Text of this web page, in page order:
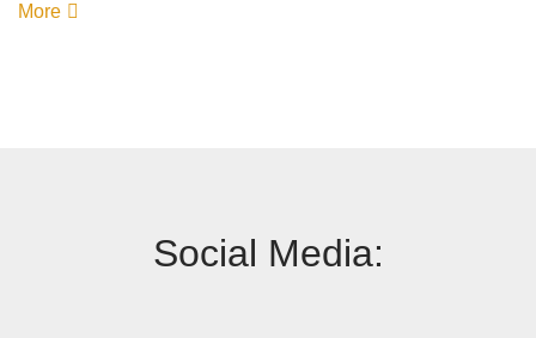
More
Social Media: